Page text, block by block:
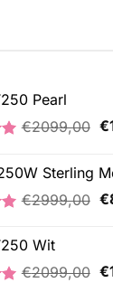
Pearl
€2099,00 €
Sterling
€2999,00 €
Wit
€2099,00 €